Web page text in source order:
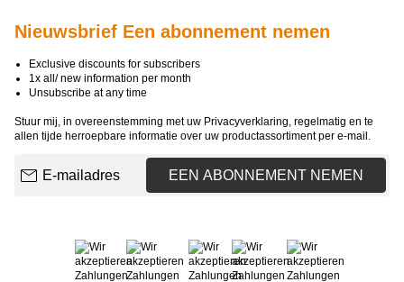
Nieuwsbrief Een abonnement nemen
Exclusive discounts for subscribers
1x all/ new information per month
Unsubscribe at any time
Stuur mij, in overeenstemming met uw Privacyverklaring, regelmatig en te
allen tijde herroepbare informatie over uw productassortiment per e-mail.
EEN ABONNEMENT NEMEN